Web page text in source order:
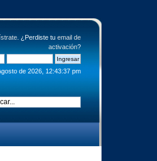
. ¿Perdiste tu email de
activación?
de 2026, 12:43:37 pm